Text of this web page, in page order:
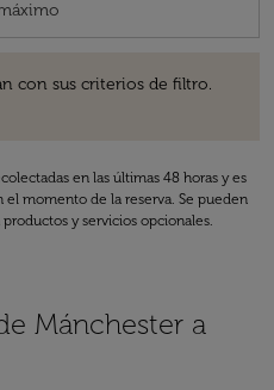
con sus criterios de filtro.
en las últimas 48 horas y es
momento de la reserva. Se pueden
y servicios opcionales.
Mánchester a